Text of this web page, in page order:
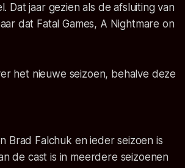
jaar gezien als de afsluiting van
dat Fatal Games, A Nightmare on
het nieuwe seizoen, behalve deze
Falchuk en ieder seizoen is
de cast is in meerdere seizoenen